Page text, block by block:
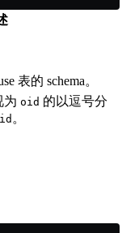
表的 schema。
为 oid 的以逗号分
。